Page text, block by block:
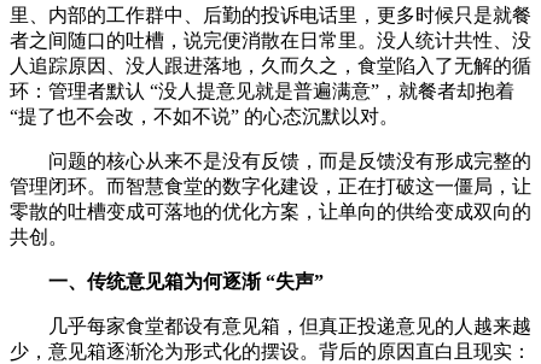
里、内部的工作群中、后勤的投诉电话里，更多时候只是就餐
者之间随口的吐槽，说完便消散在日常里。没人统计共性、没
人追踪原因、没人跟进落地，久而久之，食堂陷入了无解的循
环：管理者默认 “没人提意见就是普遍满意”，就餐者却抱着
“提了也不会改，不如不说” 的心态沉默以对。
问题的核心从来不是没有反馈，而是反馈没有形成完整的
管理闭环。而智慧食堂的数字化建设，正在打破这一僵局，让
零散的吐槽变成可落地的优化方案，让单向的供给变成双向的
共创。
一、传统意见箱为何逐渐 “失声”
几乎每家食堂都设有意见箱，但真正投递意见的人越来越
少，意见箱逐渐沦为形式化的摆设。背后的原因直白且现实：